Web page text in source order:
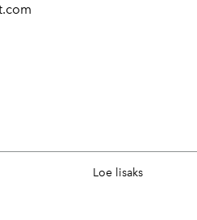
Loe lisaks